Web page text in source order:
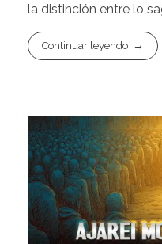
la distinción entre lo
Continuar leyendo